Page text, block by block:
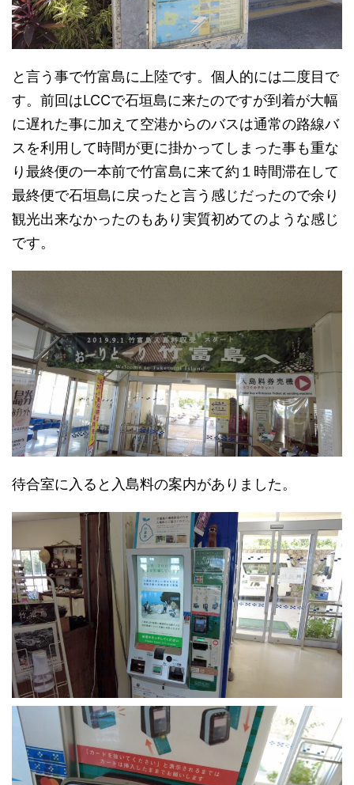
と言う事で竹富島に上陸です。個人的には二度目で
す。前回はLCCで石垣島に来たのですが到着が大幅
に遅れた事に加えて空港からのバスは通常の路線バ
スを利用して時間が更に掛かってしまった事も重な
り最終便の一本前で竹富島に来て約１時間滞在して
最終便で石垣島に戻ったと言う感じだったので余り
観光出来なかったのもあり実質初めてのような感じ
です。
待合室に入ると入島料の案内がありました。